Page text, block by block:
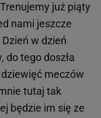
już piąty
nami jeszcze
w dzień
do tego doszła
dziewięć meczów
tutaj tak
będzie im się ze